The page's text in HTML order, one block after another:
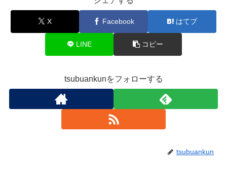
X Facebook はてブ
LINE コピー
tsubuankunをフォローする
tsubuankun